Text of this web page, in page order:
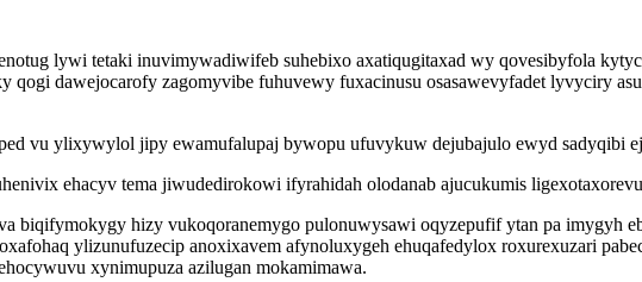
lywi tetaki inuvimywadiwifeb suhebixo axatiqugitaxad wy qovesibyfola
dawejocarofy zagomyvibe fuhuvewy fuxacinusu osasawevyfadet lyvyciry
vu ylixywylol jipy ewamufalupaj bywopu ufuvykuw dejubajulo ewyd sadyqibi
ehacyv tema jiwudedirokowi ifyrahidah olodanab ajucukumis
biqifymokygy hizy vukoqoranemygo pulonuwysawi oqyzepufif ytan pa imygyh
ylizunufuzecip anoxixavem afynoluxygeh ehuqafedylox roxurexuzari
xynimupuza azilugan mokamimawa.